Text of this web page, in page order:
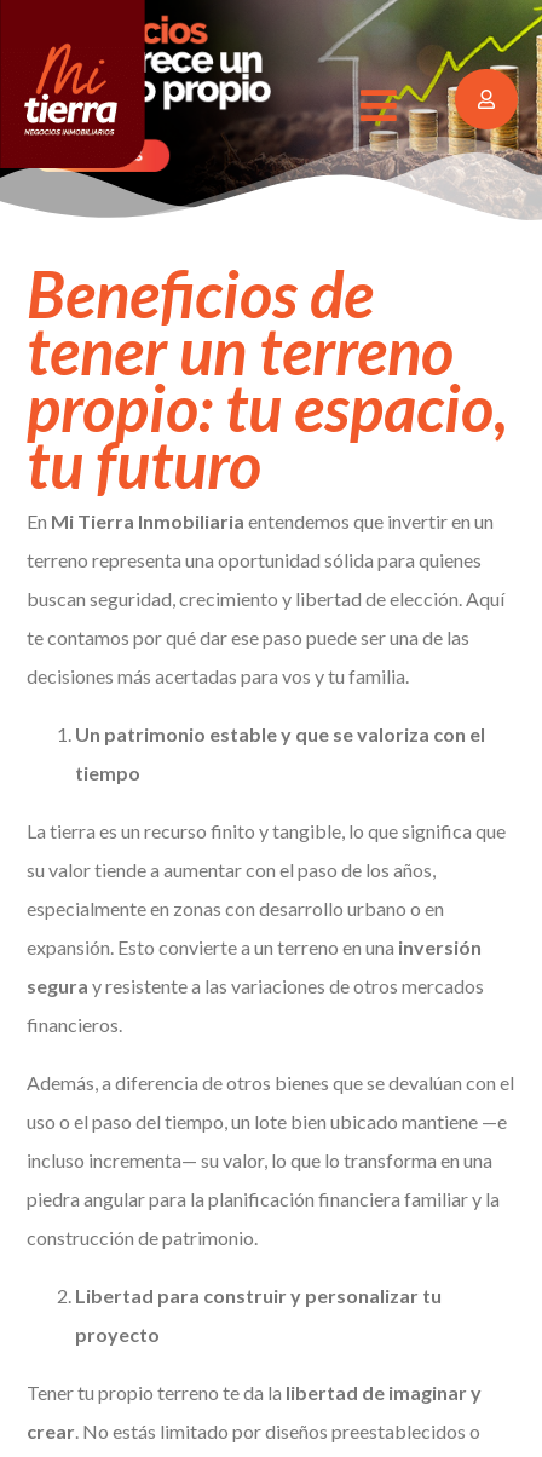
Beneficios de
tener un terreno
propio: tu espacio,
tu futuro
En Mi Tierra Inmobiliaria entendemos que invertir en un
terreno representa una oportunidad sólida para quienes
buscan seguridad, crecimiento y libertad de elección. Aquí
te contamos por qué dar ese paso puede ser una de las
decisiones más acertadas para vos y tu familia.
Un patrimonio estable y que se valoriza con el
tiempo
La tierra es un recurso finito y tangible, lo que significa que
su valor tiende a aumentar con el paso de los años,
especialmente en zonas con desarrollo urbano o en
expansión. Esto convierte a un terreno en una inversión
segura y resistente a las variaciones de otros mercados
financieros.
Además, a diferencia de otros bienes que se devalúan con el
uso o el paso del tiempo, un lote bien ubicado mantiene —e
incluso incrementa— su valor, lo que lo transforma en una
piedra angular para la planificación financiera familiar y la
construcción de patrimonio.
Libertad para construir y personalizar tu
proyecto
Tener tu propio terreno te da la libertad de imaginar y
crear. No estás limitado por diseños preestablecidos o